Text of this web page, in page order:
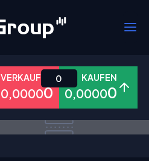
Forex Metalle Aktien
VERKAUFEN
0,00000
KAUFEN
0,00000
0